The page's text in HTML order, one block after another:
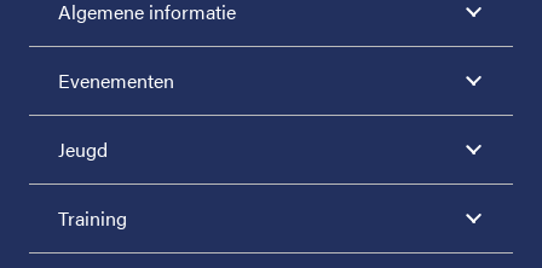
Algemene informatie
Evenementen
Jeugd
Training